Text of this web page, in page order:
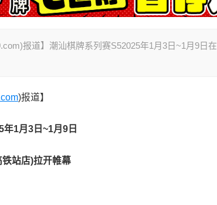
报道】潮汕棋牌系列赛S52025年1月3日~1月9日
)报道】
年1月3日~1月9日
站店)拉开帷幕